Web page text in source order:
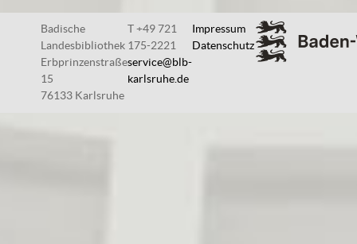
Badische
Landesbibliothek
Erbprinzenstraße
15
76133 Karlsruhe
T +49 721
175-2221
service@blb-
karlsruhe.de
Impressum
Datenschutz